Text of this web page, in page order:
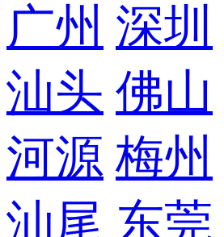
广州 深圳
汕头 佛山
河源 梅州
汕尾 东莞